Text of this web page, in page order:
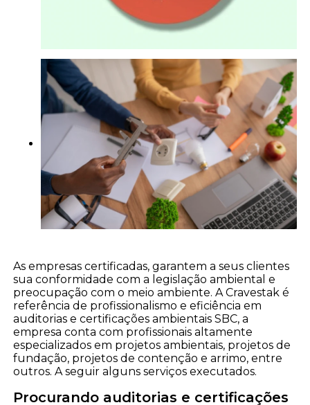
As empresas certificadas, garantem a seus clientes
sua conformidade com a legislação ambiental e
preocupação com o meio ambiente. A Cravestak é
referência de profissionalismo e eficiência em
auditorias e certificações ambientais SBC, a
empresa conta com profissionais altamente
especializados em projetos ambientais, projetos de
fundação, projetos de contenção e arrimo, entre
outros. A seguir alguns serviços executados.
Procurando auditorias e certificações